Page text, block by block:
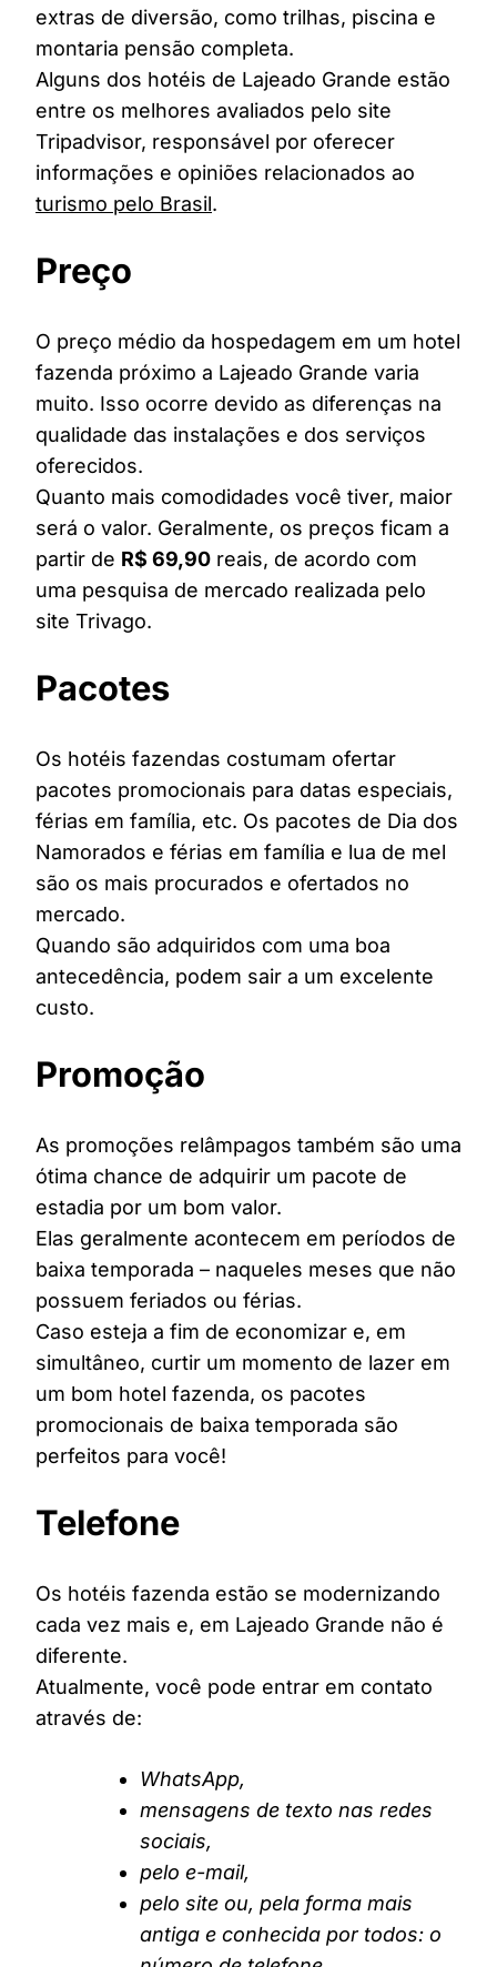
extras de diversão, como trilhas, piscina e
montaria pensão completa.
Alguns dos hotéis de Lajeado Grande estão
entre os melhores avaliados pelo site
Tripadvisor, responsável por oferecer
informações e opiniões relacionados ao
turismo pelo Brasil.
Preço
O preço médio da hospedagem em um hotel
fazenda próximo a Lajeado Grande varia
muito. Isso ocorre devido as diferenças na
qualidade das instalações e dos serviços
oferecidos.
Quanto mais comodidades você tiver, maior
será o valor. Geralmente, os preços ficam a
partir de R$ 69,90 reais, de acordo com
uma pesquisa de mercado realizada pelo
site Trivago.
Pacotes
Os hotéis fazendas costumam ofertar
pacotes promocionais para datas especiais,
férias em família, etc. Os pacotes de Dia dos
Namorados e férias em família e lua de mel
são os mais procurados e ofertados no
mercado.
Quando são adquiridos com uma boa
antecedência, podem sair a um excelente
custo.
Promoção
As promoções relâmpagos também são uma
ótima chance de adquirir um pacote de
estadia por um bom valor.
Elas geralmente acontecem em períodos de
baixa temporada – naqueles meses que não
possuem feriados ou férias.
Caso esteja a fim de economizar e, em
simultâneo, curtir um momento de lazer em
um bom hotel fazenda, os pacotes
promocionais de baixa temporada são
perfeitos para você!
Telefone
Os hotéis fazenda estão se modernizando
cada vez mais e, em Lajeado Grande não é
diferente.
Atualmente, você pode entrar em contato
através de:
WhatsApp,
mensagens de texto nas redes
sociais,
pelo e-mail,
pelo site ou, pela forma mais
antiga e conhecida por todos: o